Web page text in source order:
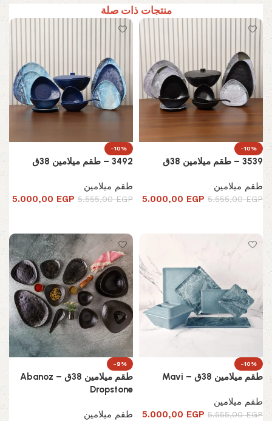
منتجات ذات صلة
-10%
3539 – طقم ميلامين 38ق
طقم ميلامين
5.555,00EGP
5.000,00 EGP
-10%
3492 – طقم ميلامين 38ق
طقم ميلامين
5.555,00EGP
5.000,00 EGP
-10%
طقم ميلامين 38ق – Mavi
طقم ميلامين
5.555,00EGP
5.000,00 EGP
-9%
طقم ميلامين 38ق – Abanoz
Dropstone
طقم ميلامين